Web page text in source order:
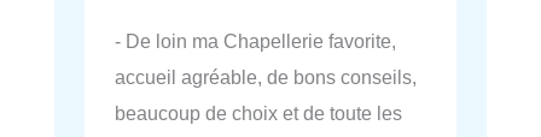
- De loin ma Chapellerie favorite,
accueil agréable, de bons conseils,
beaucoup de choix et de toute les